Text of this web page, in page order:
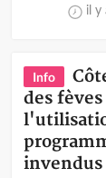
il y
Info
des
invendus